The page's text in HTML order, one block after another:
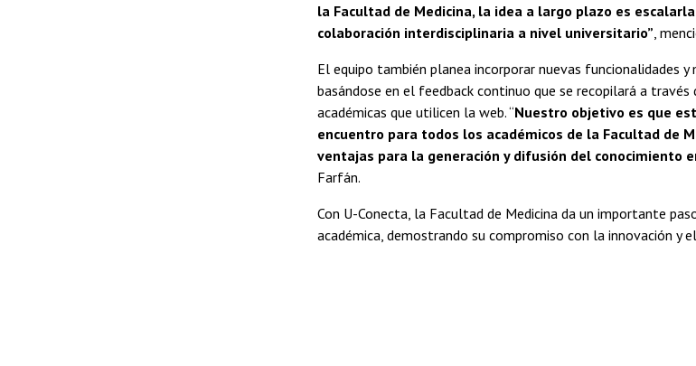
la Facultad de Medicina, la idea a largo plazo es
colaboración interdisciplinaria a nivel universitario”,
El equipo también planea incorporar nuevas funcionalidades
basándose en el feedback continuo que se recopilará a través
académicas que utilicen la web. “Nuestro objetivo es que
encuentro para todos los académicos de la Facultad de
ventajas para la generación y difusión del conocimiento
Farfán.
Con U-Conecta, la Facultad de Medicina da un importante
académica, demostrando su compromiso con la innovación y